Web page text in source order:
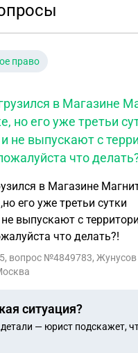
право
в Магазине
но его уже третьи
не выпускают с
что
в Магазине
его уже третьи сутки
выпускают с
что делать?!
, вопрос №4849783,
ситуация?
— юрист подскажет,